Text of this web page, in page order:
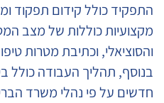
התפקיד כולל קידום תפקוד
מקצועיות כוללות של מצב
והסוציאלי, וכתיבת מטרות
בנוסף, תהליך העבודה כולל
חדשים על פי נהלי משרד